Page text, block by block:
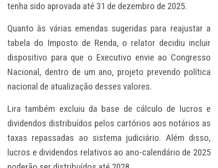
tenha sido aprovada até 31 de dezembro de 2025.
Quanto às várias emendas sugeridas para reajustar a
tabela do Imposto de Renda, o relator decidiu incluir
dispositivo para que o Executivo envie ao Congresso
Nacional, dentro de um ano, projeto prevendo política
nacional de atualização desses valores.
Lira também excluiu da base de cálculo de lucros e
dividendos distribuídos pelos cartórios aos notários as
taxas repassadas ao sistema judiciário. Além disso,
lucros e dividendos relativos ao ano-calendário de 2025